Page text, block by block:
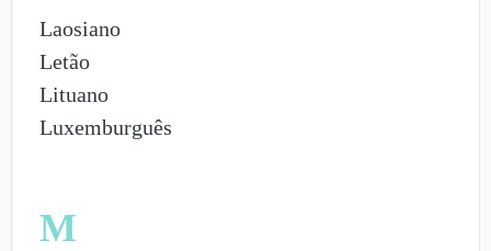
Laosiano
Letão
Lituano
Luxemburguês
M